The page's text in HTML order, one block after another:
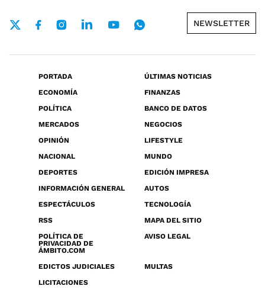
NEWSLETTER
PORTADA
ÚLTIMAS NOTICIAS
ECONOMÍA
FINANZAS
POLÍTICA
BANCO DE DATOS
MERCADOS
NEGOCIOS
OPINIÓN
LIFESTYLE
NACIONAL
MUNDO
DEPORTES
EDICIÓN IMPRESA
INFORMACIÓN GENERAL
AUTOS
ESPECTÁCULOS
TECNOLOGÍA
RSS
MAPA DEL SITIO
POLÍTICA DE
PRIVACIDAD DE
ÁMBITO.COM
AVISO LEGAL
EDICTOS JUDICIALES
MULTAS
LICITACIONES